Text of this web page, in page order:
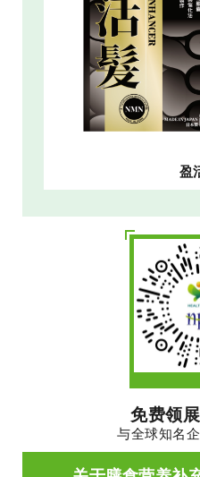
盈
免费领
与全球知名